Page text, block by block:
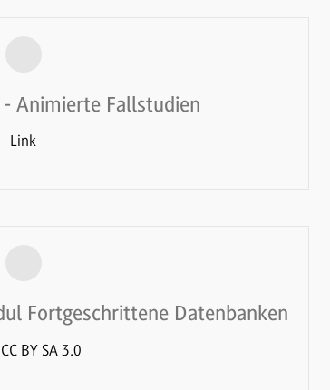
- Animierte Fallstudien
Link
Fortgeschrittene Datenbanken
BY SA 3.0